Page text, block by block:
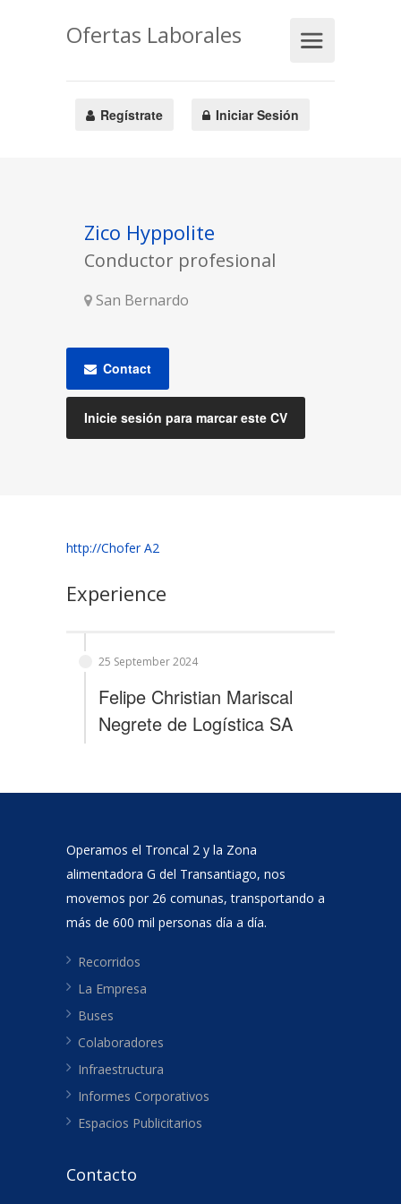
Ofertas Laborales
Regístrate Iniciar Sesión
Zico Hyppolite
Conductor profesional
San Bernardo
Contact
Inicie sesión para marcar este CV
http://Chofer A2
Experience
25 September 2024
Felipe Christian Mariscal
Negrete de Logística SA
Operamos el Troncal 2 y la Zona
alimentadora G del Transantiago, nos
movemos por 26 comunas, transportando a
más de 600 mil personas día a día.
Recorridos
La Empresa
Buses
Colaboradores
Infraestructura
Informes Corporativos
Espacios Publicitarios
Contacto